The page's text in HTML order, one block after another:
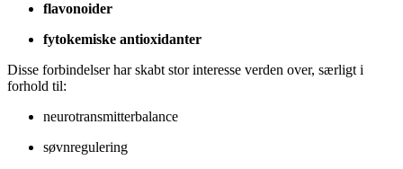
flavonoider
fytokemiske antioxidanter
Disse forbindelser har skabt stor interesse verden over, særligt i
forhold til:
neurotransmitterbalance
søvnregulering